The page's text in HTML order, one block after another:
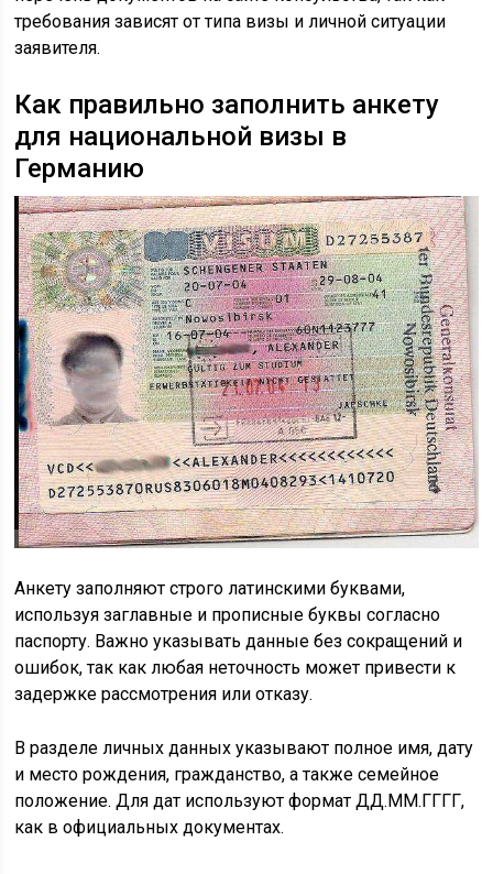
требования зависят от типа визы и личной ситуации
заявителя.
Как правильно заполнить анкету
для национальной визы в
Германию
Анкету заполняют строго латинскими буквами,
используя заглавные и прописные буквы согласно
паспорту. Важно указывать данные без сокращений и
ошибок, так как любая неточность может привести к
задержке рассмотрения или отказу.
В разделе личных данных указывают полное имя, дату
и место рождения, гражданство, а также семейное
положение. Для дат используют формат ДД.ММ.ГГГГ,
как в официальных документах.